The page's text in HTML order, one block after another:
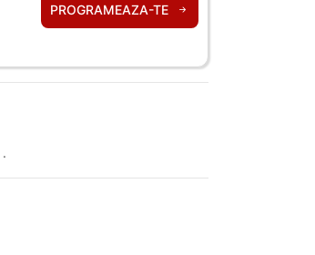
PROGRAMEAZA-TE
.